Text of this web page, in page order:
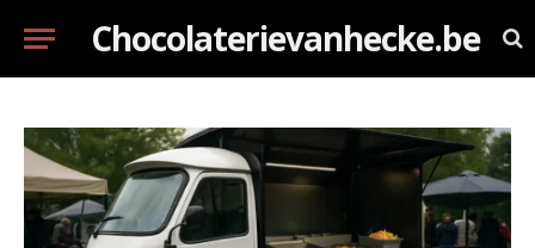
Chocolaterievanhecke.be